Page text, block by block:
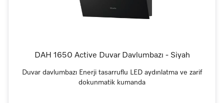
DAH 1650 Active Duvar Davlumbazı - Siyah
Duvar davlumbazı Enerji tasarruflu LED aydınlatma ve zarif
dokunmatik kumanda